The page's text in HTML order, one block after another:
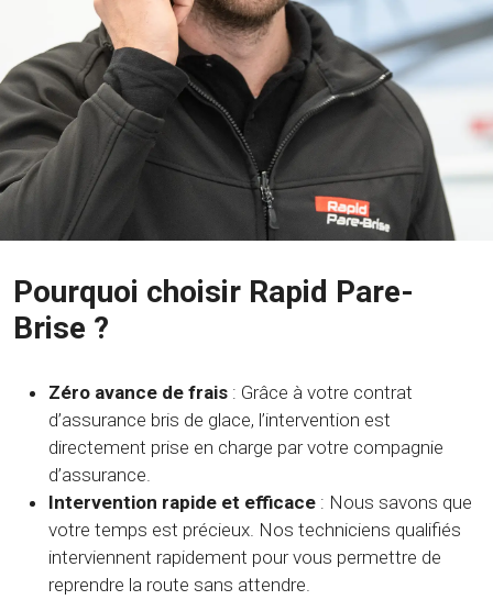
Pourquoi choisir Rapid Pare-
Brise ?
Zéro avance de frais : Grâce à votre contrat
d’assurance bris de glace, l’intervention est
directement prise en charge par votre compagnie
d’assurance.
Intervention rapide et efficace : Nous savons que
votre temps est précieux. Nos techniciens qualifiés
interviennent rapidement pour vous permettre de
reprendre la route sans attendre.